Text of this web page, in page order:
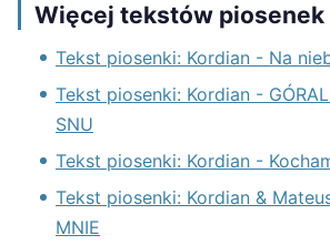
Więcej tekstów piosenek
Tekst piosenki: Kordian - Na
Tekst piosenki: Kordian -
SNU
Tekst piosenki: Kordian -
Tekst piosenki: Kordian &
MNIE